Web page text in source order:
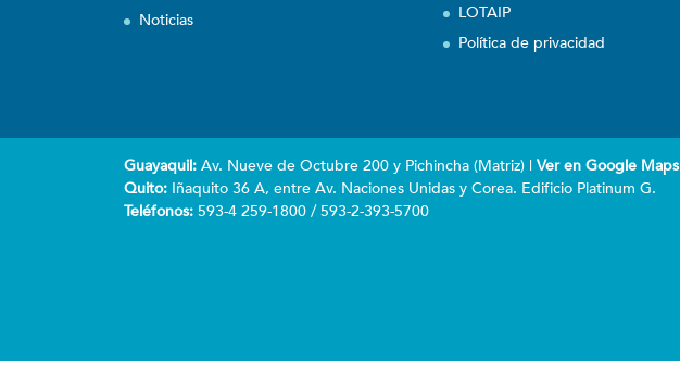
Noticias
LOTAIP
Política de privacidad
Guayaquil: Av. Nueve de Octubre 200 y Pichincha (Matriz) | Ver en Google Maps
Quito: Iñaquito 36 A, entre Av. Naciones Unidas y Corea. Edificio Platinum G.
Teléfonos: 593-4 259-1800 / 593-2-393-5700